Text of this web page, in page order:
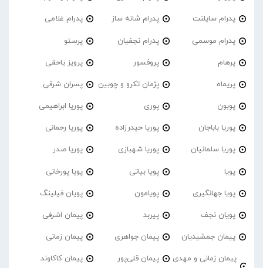
پدرام‌ سایلنت پدرام شانه ساز پدرام غلامی
پدرام موسمی پدرام نجفیان پرستو
پرهام پروفسور پرویز یاحقی
پریماه پژمان تکرو و چوبین پسران شرقی
پوبون پوری پوریا ابراهیمی
پوریا باباجان پوریا حیدرزاده پوریا رحمانی
پوریا سلمانیان پوریا شهبازی پوریا صدر
پویا پویا بیاتی پویا پورخانی
پویا جهانگیری پویامون پویان فیلینگ
پویان نجف پیربد پیمان اشرفی
پیمان جمشیدیان پیمان جواهری پیمان زمانی
پیمان زمانی و مهدی
پیمان قلی‌پور پیمان کاکاوند